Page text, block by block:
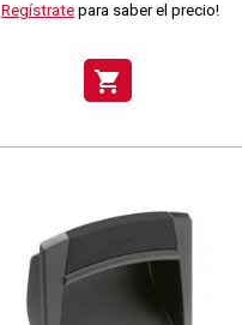
Regístrate para saber el precio!
shopping_cart